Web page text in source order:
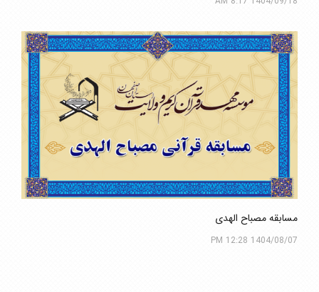
مسابقه مصباح الهدی
1404/08/07 12:28 PM